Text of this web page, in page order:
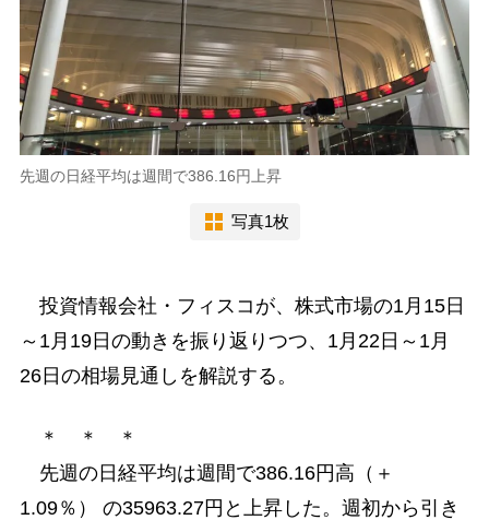
先週の日経平均は週間で386.16円上昇
写真1枚
投資情報会社・フィスコが、株式市場の1月15日
～1月19日の動きを振り返りつつ、1月22日～1月
26日の相場見通しを解説する。
＊ ＊ ＊
先週の日経平均は週間で386.16円高（＋
1.09％） の35963.27円と上昇した。週初から引き